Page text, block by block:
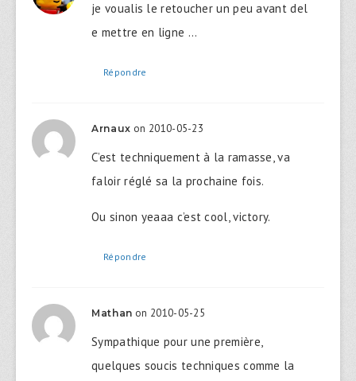
je voualis le retoucher un peu avant del
e mettre en ligne …
Répondre
Arnaux on 2010-05-23
C’est techniquement à la ramasse, va
faloir réglé sa la prochaine fois.
Ou sinon yeaaa c’est cool, victory.
Répondre
Mathan on 2010-05-25
Sympathique pour une première,
quelques soucis techniques comme la